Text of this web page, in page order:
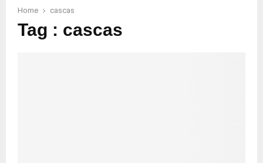
Home cascas
Tag : cascas